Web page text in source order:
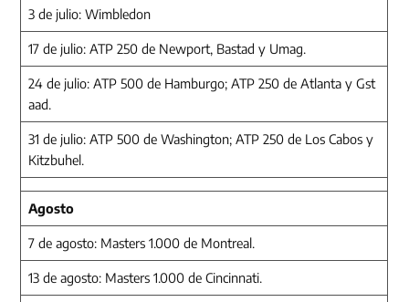
3 de julio: Wimbledon
17 de julio: ATP 250 de Newport, Bastad y Umag.
24 de julio: ATP 500 de Hamburgo; ATP 250 de Atlanta y Gst
aad.
31 de julio: ATP 500 de Washington; ATP 250 de Los Cabos y
Kitzbuhel.
Agosto
7 de agosto: Masters 1.000 de Montreal.
13 de agosto: Masters 1.000 de Cincinnati.